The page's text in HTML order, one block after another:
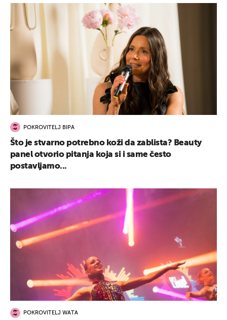
POKROVITELJ BIPA
Što je stvarno potrebno koži da zablista? Beauty
panel otvorio pitanja koja si i same često
postavljamo...
POKROVITELJ WATA